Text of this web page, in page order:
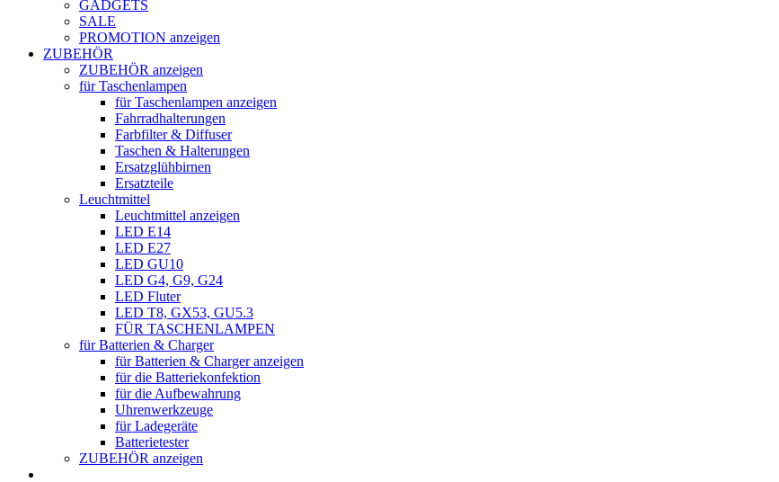
GADGETS
SALE
PROMOTION anzeigen
ZUBEHÖR
ZUBEHÖR anzeigen
für Taschenlampen
für Taschenlampen anzeigen
Fahrradhalterungen
Farbfilter & Diffuser
Taschen & Halterungen
Ersatzglühbirnen
Ersatzteile
Leuchtmittel
Leuchtmittel anzeigen
LED E14
LED E27
LED GU10
LED G4, G9, G24
LED Fluter
LED T8, GX53, GU5.3
FÜR TASCHENLAMPEN
für Batterien & Charger
für Batterien & Charger anzeigen
für die Batteriekonfektion
für die Aufbewahrung
Uhrenwerkzeuge
für Ladegeräte
Batterietester
ZUBEHÖR anzeigen